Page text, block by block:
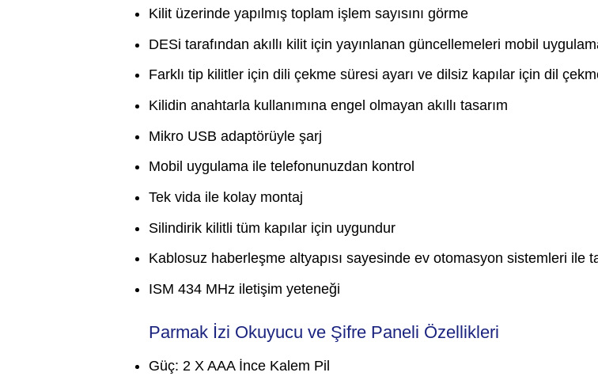
Kilit üzerinde yapılmış toplam işlem sayısını görme
DESi tarafından akıllı kilit için yayınlanan güncellemeleri mobil
Farklı tip kilitler için dili çekme süresi ayarı ve dilsiz kapılar için dil
Kilidin anahtarla kullanımına engel olmayan akıllı tasarım
Mikro USB adaptörüyle şarj
Mobil uygulama ile telefonunuzdan kontrol
Tek vida ile kolay montaj
Silindirik kilitli tüm kapılar için uygundur
Kablosuz haberleşme altyapısı sayesinde ev otomasyon sistemleri ile
ISM 434 MHz iletişim yeteneği
Parmak İzi Okuyucu ve Şifre Paneli Özellikleri
Güç: 2 X AAA İnce Kalem Pil